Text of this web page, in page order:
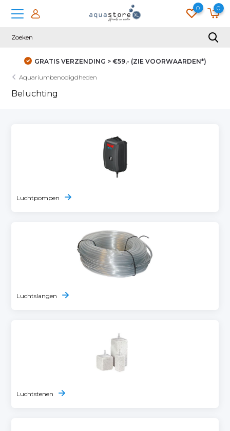
0 0
GRATIS VERZENDING > €59,- (ZIE VOORWAARDEN*)
Aquariumbenodigdheden
Beluchting
Luchtpompen
Luchtslangen
Luchtstenen